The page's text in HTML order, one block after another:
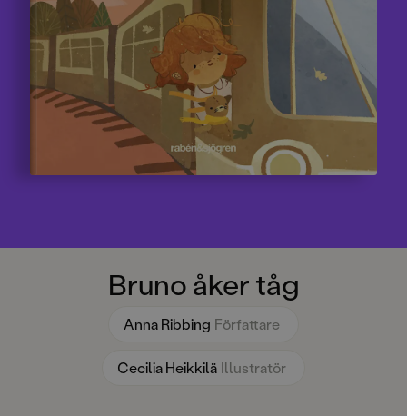
Bruno åker tåg
Anna Ribbing Författare
Cecilia Heikkilä Illustratör